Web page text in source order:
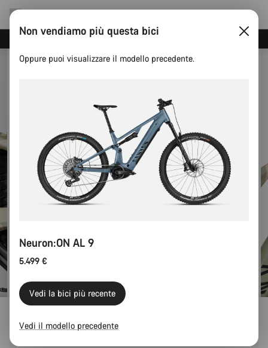
Risparmia con la newsletter Canyon
Neuron:ON CF 9
Non vendiamo più questa bici
Oppure puoi visualizzare il modello precedente.
Neuron:ON AL 9
5.499 €
Vedi la bici più recente
Vedi il modello precedente